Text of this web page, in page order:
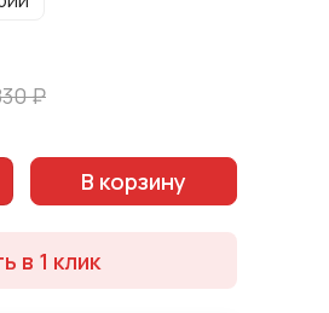
хранения одежды, белья и
фурнитура, ручки
₽
В корзину
в 1 клик